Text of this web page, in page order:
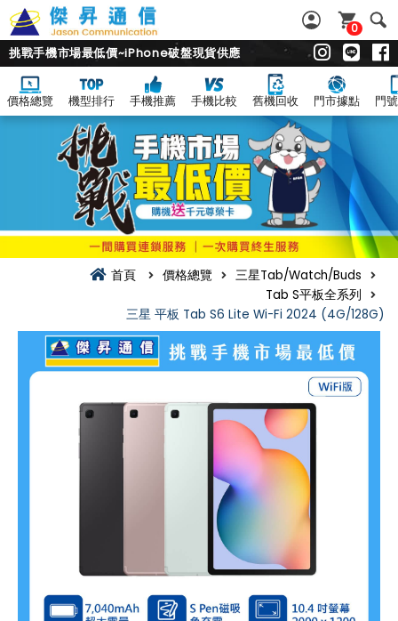
0
挑戰手機市場最低價~iPhone破盤現貨供應
價格總覽 機型排行 手機推薦 手機比較 舊機回收 門市據點 門
首頁 價格總覽
三星Tab/Watch/Buds
Tab S平板全系列
三星 平板 Tab S6 Lite Wi-Fi 2024 (4G/128G)